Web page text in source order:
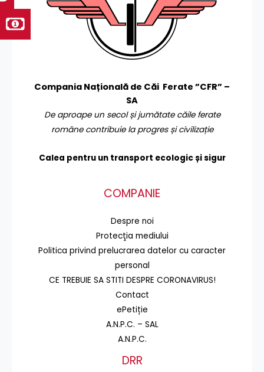
Compania Națională de Căi Ferate ”CFR” –
SA
De aproape un secol și jumătate căile ferate
române contribuie la progres și civilizație
Calea pentru un transport ecologic și sigur
COMPANIE
Despre noi
Protecţia mediului
Politica privind prelucrarea datelor cu caracter
personal
CE TREBUIE SA STITI DESPRE CORONAVIRUS!
Contact
ePetiție
A.N.P.C. – SAL
A.N.P.C.
DRR